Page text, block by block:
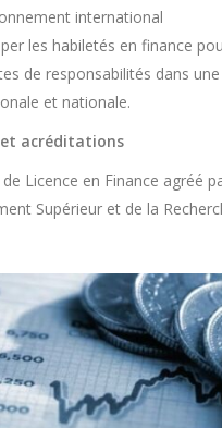
international
les habiletés en finance
de responsabilités dans
et nationale.
acréditations
Licence en Finance agréé
Supérieur et de la